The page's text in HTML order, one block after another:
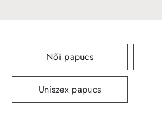
Női papucs
Uniszex papucs